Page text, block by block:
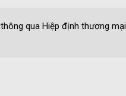
qua Hiệp định thương